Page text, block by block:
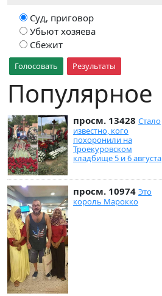
Суд, приговор
Убьют хозяева
Сбежит
Голосовать Результаты
Популярное
просм. 13428 Стало
известно, кого
похоронили на
Троекуровском
кладбище 5 и 6 августа
просм. 10974 Это
король Марокко